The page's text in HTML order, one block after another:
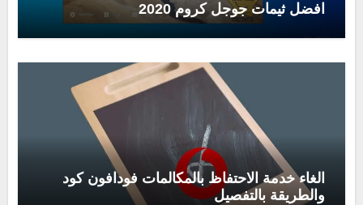
افضل ثيمات جوجل كروم 2020
الغاء خدمة الاحتفاظ بالمكالمات فودافون كود
والطريقة بالتفصيل